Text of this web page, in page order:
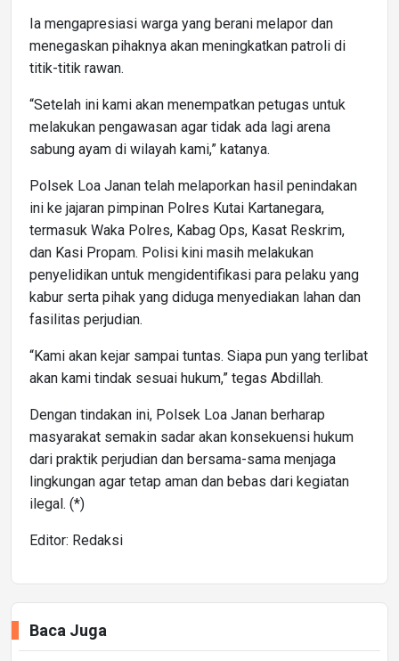
Ia mengapresiasi warga yang berani melapor dan
menegaskan pihaknya akan meningkatkan patroli di
titik-titik rawan.
“Setelah ini kami akan menempatkan petugas untuk
melakukan pengawasan agar tidak ada lagi arena
sabung ayam di wilayah kami,” katanya.
Polsek Loa Janan telah melaporkan hasil penindakan
ini ke jajaran pimpinan Polres Kutai Kartanegara,
termasuk Waka Polres, Kabag Ops, Kasat Reskrim,
dan Kasi Propam. Polisi kini masih melakukan
penyelidikan untuk mengidentifikasi para pelaku yang
kabur serta pihak yang diduga menyediakan lahan dan
fasilitas perjudian.
“Kami akan kejar sampai tuntas. Siapa pun yang terlibat
akan kami tindak sesuai hukum,” tegas Abdillah.
Dengan tindakan ini, Polsek Loa Janan berharap
masyarakat semakin sadar akan konsekuensi hukum
dari praktik perjudian dan bersama-sama menjaga
lingkungan agar tetap aman dan bebas dari kegiatan
ilegal. (*)
Editor: Redaksi
Baca Juga